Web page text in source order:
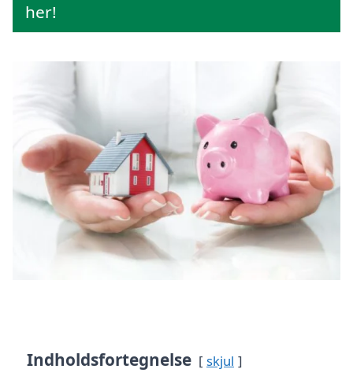
her!
Indholdsfortegnelse skjul